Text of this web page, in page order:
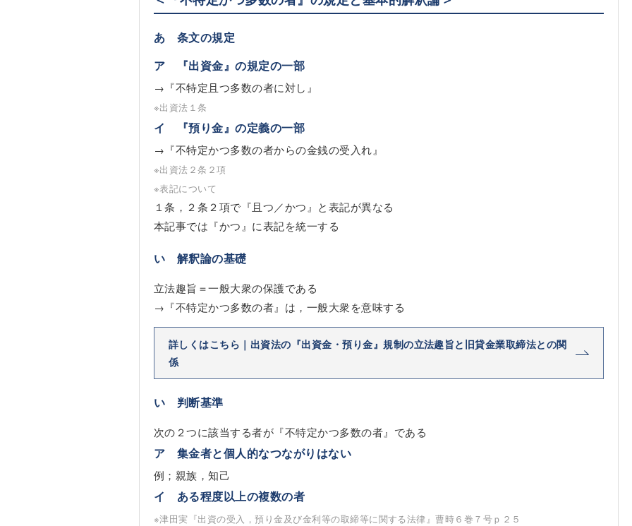
あ 条文の規定
ア 『出資金』の規定の一部
→『不特定且つ多数の者に対し』
※出資法１条
イ 『預り金』の定義の一部
→『不特定かつ多数の者からの金銭の受入れ』
※出資法２条２項
※表記について
１条，２条２項で『且つ／かつ』と表記が異なる
本記事では『かつ』に表記を統一する
い 解釈論の基礎
立法趣旨＝一般大衆の保護である
→『不特定かつ多数の者』は，一般大衆を意味する
詳しくはこちら｜出資法の『出資金・預り金』規制の立法趣旨と旧貸金業取締法との関
係
い 判断基準
次の２つに該当する者が『不特定かつ多数の者』である
ア 集金者と個人的なつながりはない
例；親族，知己
イ ある程度以上の複数の者
※津田実『出資の受入，預り金及び金利等の取締等に関する法律』曹時６巻７号ｐ２５